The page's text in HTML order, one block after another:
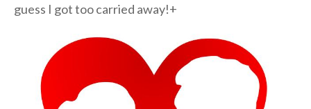
guess⁢ I got too carried away!+